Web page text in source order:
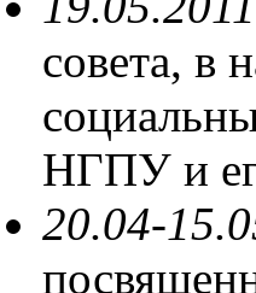
совета, в
НГПУ и
20.04-